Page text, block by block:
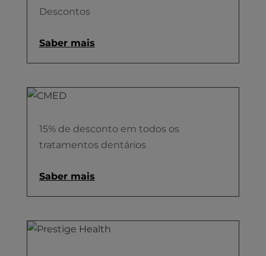
Descontos
Saber mais
15% de desconto em todos os
tratamentos dentários
Saber mais